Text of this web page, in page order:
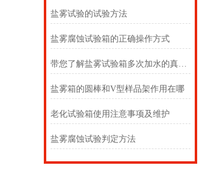
盐雾试验的试验方法
盐雾腐蚀试验箱的正确操作方式
带您了解盐雾试验箱多次加水的真相！
盐雾箱的圆棒和V型样品架作用在哪
老化试验箱使用注意事项及维护
盐雾腐蚀试验判定方法